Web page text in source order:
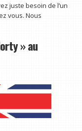
juste besoin de l’un
vous. Nous
» au